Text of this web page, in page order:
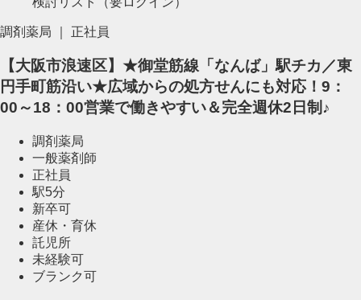
調剤薬局 ｜ 正社員
【大阪市浪速区】★御堂筋線「なんば」駅チカ／東
円手町筋沿い★広域からの処方せんにも対応！9：
00～18：00営業で働きやすい＆完全週休2日制♪
調剤薬局
一般薬剤師
正社員
駅5分
新卒可
産休・育休
託児所
未経験可
ブランク可